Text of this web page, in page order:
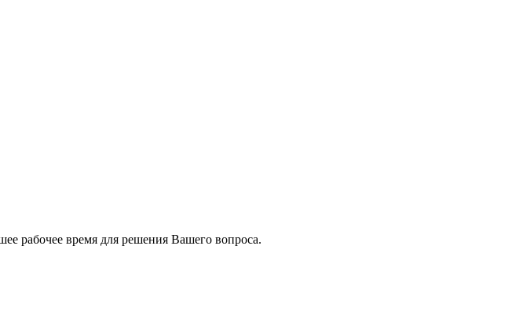
рабочее время для решения Вашего вопроса.